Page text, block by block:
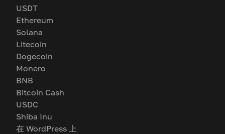
USDT
Ethereum
Solana
Litecoin
Dogecoin
Monero
BNB
Bitcoin Cash
USDC
Shiba Inu
在 WordPress 上